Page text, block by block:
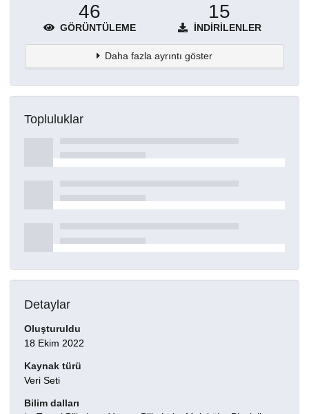
46
GÖRÜNTÜLEME
15
İNDIRILENLER
Daha fazla ayrıntı göster
Topluluklar
Detaylar
Oluşturuldu
18 Ekim 2022
Kaynak türü
Veri Seti
Bilim dalları